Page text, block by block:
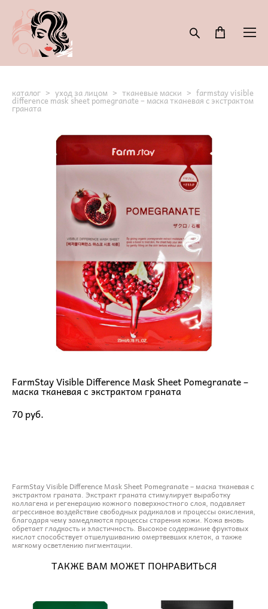
каталог > уход за лицом > тканевые маски > farmstay visible
difference mask sheet pomegranate – маска тканевая с экстрактом
граната
FarmStay Visible Difference Mask Sheet Pomegranate –
маска тканевая с экстрактом граната
70 pуб.
FarmStay Visible Difference Mask Sheet Pomegranate – маска тканевая с
экстрактом граната. Экстракт граната стимулирует выработку
коллагена и регенерацию кожного поверхностного слоя, подавляет
агрессивное воздействие свободных радикалов и процессы окисления,
благодаря чему замедляются процессы старения кожи. Кожа вновь
обретает гладкость и эластичность. Высокое содержание фруктовых
кислот способствует отшелушиванию омертвевших клеток, а также
мягкому осветлению пигментации.
ТАКЖЕ ВАМ МОЖЕТ ПОНРАВИТЬСЯ